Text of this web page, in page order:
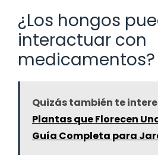
¿Los hongos
interactuar con
medicamentos?
Quizás también te
Plantas que Florecen
Guía Completa para